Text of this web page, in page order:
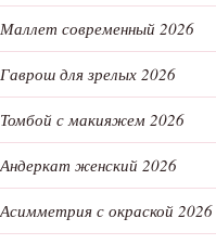
Маллет современный 2026
Гаврош для зрелых 2026
Томбой с макияжем 2026
Андеркат женский 2026
Асимметрия с окраской 2026